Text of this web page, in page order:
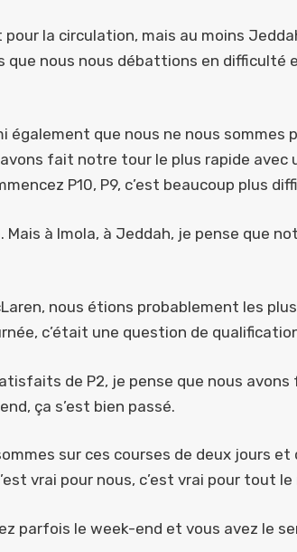
la circulation, mais au moins
que nous nous débattions en difficulté
également que nous ne nous sommes
fait notre tour le plus rapide avec
P10, P9, c’est beaucoup plus
Mais à Imola, à Jeddah, je pense que
nous étions probablement les
c’était une question de
de P2, je pense que nous
ça s’est bien passé.
sur ces courses de deux jours
vrai pour nous, c’est vrai pour tout le
parfois le week-end et vous avez le